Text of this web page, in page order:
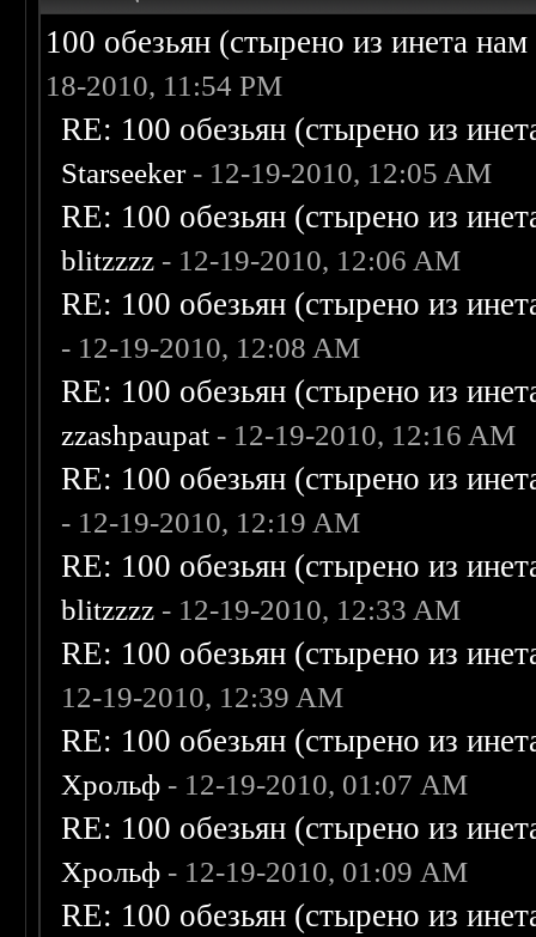
100 обезьян (стырено из инета
18-2010, 11:54 PM
RE: 100 обезьян (стырено из
Starseeker- 12-19-2010, 12:05 AM
RE: 100 обезьян (стырено из
blitzzzz - 12-19-2010, 12:06 AM
RE: 100 обезьян (стырено из
- 12-19-2010, 12:08 AM
RE: 100 обезьян (стырено из
zzashpaupat - 12-19-2010, 12:16 AM
RE: 100 обезьян (стырено из
- 12-19-2010, 12:19 AM
RE: 100 обезьян (стырено из
blitzzzz - 12-19-2010, 12:33 AM
RE: 100 обезьян (стырено из
12-19-2010, 12:39 AM
RE: 100 обезьян (стырено из
Хрольф - 12-19-2010, 01:07 AM
RE: 100 обезьян (стырено из
Хрольф - 12-19-2010, 01:09 AM
RE: 100 обезьян (стырено из